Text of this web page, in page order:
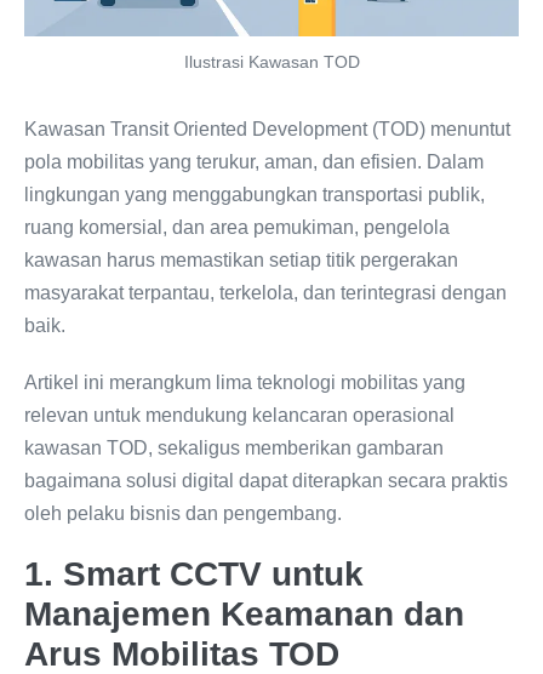
Ilustrasi Kawasan TOD
Kawasan Transit Oriented Development (TOD) menuntut
pola mobilitas yang terukur, aman, dan efisien. Dalam
lingkungan yang menggabungkan transportasi publik,
ruang komersial, dan area pemukiman, pengelola
kawasan harus memastikan setiap titik pergerakan
masyarakat terpantau, terkelola, dan terintegrasi dengan
baik.
Artikel ini merangkum lima teknologi mobilitas yang
relevan untuk mendukung kelancaran operasional
kawasan TOD, sekaligus memberikan gambaran
bagaimana solusi digital dapat diterapkan secara praktis
oleh pelaku bisnis dan pengembang.
1. Smart CCTV untuk
Manajemen Keamanan dan
Arus Mobilitas TOD